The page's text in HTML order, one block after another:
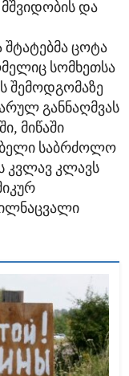
და
შტატებმა ცოტა
სომხეთსა
შემოდგომაზე
განნაღმვას
მიწაში
საბრძოლო
კვლავ კლავს